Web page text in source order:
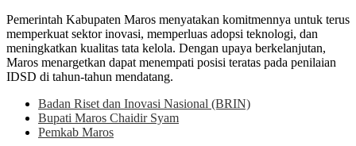
Pemerintah Kabupaten Maros menyatakan komitmennya untuk terus
memperkuat sektor inovasi, memperluas adopsi teknologi, dan
meningkatkan kualitas tata kelola. Dengan upaya berkelanjutan,
Maros menargetkan dapat menempati posisi teratas pada penilaian
IDSD di tahun-tahun mendatang.
Badan Riset dan Inovasi Nasional (BRIN)
Bupati Maros Chaidir Syam
Pemkab Maros